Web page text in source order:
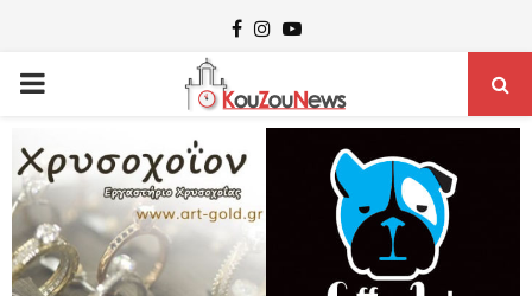
Facebook
Instagram
Youtube
PRIMARY
MENU